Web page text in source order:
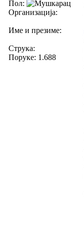
Пол:
Организација:
Име и презиме:
Струка:
Поруке: 1.688